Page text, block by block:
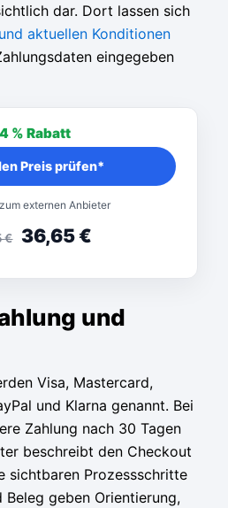
dar. Dort lassen sich
aktuellen Konditionen
eingegeben
% Rabatt
€ 36,65€
Preis prüfen*
externen Anbieter
und
Visa, Mastercard,
und Klarna genannt. Bei
Zahlung nach 30 Tagen
beschreibt den Checkout
sichtbaren Prozessschritte
Beleg geben Orientierung,